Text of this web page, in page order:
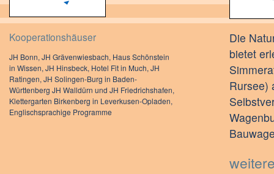
Kooperationshäuser
JH Bonn, JH Grävenwiesbach, Haus Schönstein
in Wissen, JH Hinsbeck, Hotel Fit in Much, JH
Ratingen, JH Solingen-Burg in Baden-
Württenberg JH Walldürn und JH Friedrichshafen,
Klettergarten Birkenberg in Leverkusen-Opladen,
Englischsprachige Programme
Die
bietet
Rursee)